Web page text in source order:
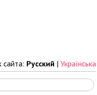
сайта: Русский | Українська